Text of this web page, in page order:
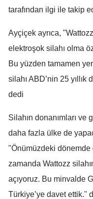
tarafından ilgi ile takip
Ayçiçek ayrıca,
elektroşok silahı olma
Bu yüzden tamamen
silahı ABD’nin 25 yıllık
dedi
Silahın donanımları ve
daha fazla ülke de
"Önümüzdeki dönemde
zamanda Wattozz
açıyoruz. Bu minvalde
Türkiye’ye davet ettik."